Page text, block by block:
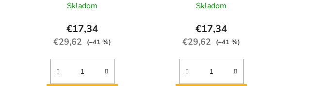
Skladom
€17,34
€29,62 (–41 %)
Skladom
€17,34
€29,62 (–41 %)